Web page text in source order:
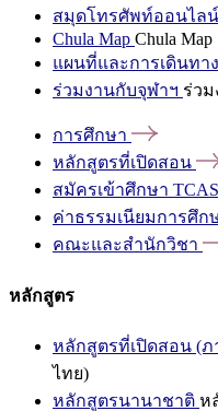
สมุดโทรศัพท์ออนไลน์
Chula Map Chula Map
แผนที่และการเดินทาง
ร่วมงานกับจุฬาฯ ร่ว
การศึกษา
หลักสูตรที่เปิดสอน
สมัครเข้าศึกษา TCAS
ค่าธรรมเนียมการศึก
คณะและสำนักวิชา
หลักสูตร
หลักสูตรที่เปิดสอน (ภ
ไทย)
หลักสูตรนานาชาติ ห